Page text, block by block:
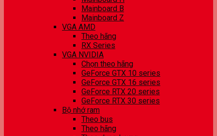
Mainboard B
Mainboard Z
VGA AMD
Theo hãng
RX Series
VGA NVIDIA
Chọn theo hãng
GeForce GTX 10 series
GeForce GTX 16 series
GeForce RTX 20 series
GeForce RTX 30 series
Bộ nhớ ram
Theo bus
Theo hãng